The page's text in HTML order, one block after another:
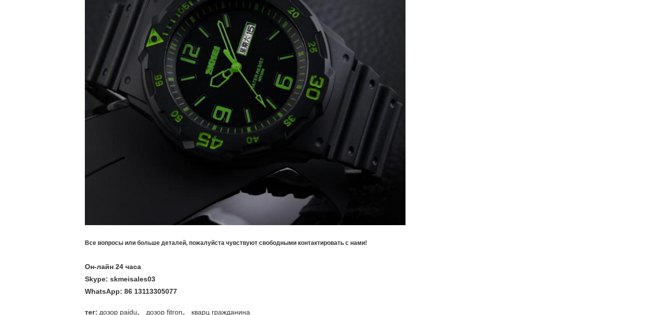
Все вопросы или больше деталей, пожалуйста чувствуют свободными контактировать с нами!
Он-лайн 24 часа
Skype: skmeisales03
WhatsApp: 86 13113305077
тег: дозор paidu, дозор fitron, кварц гражданина